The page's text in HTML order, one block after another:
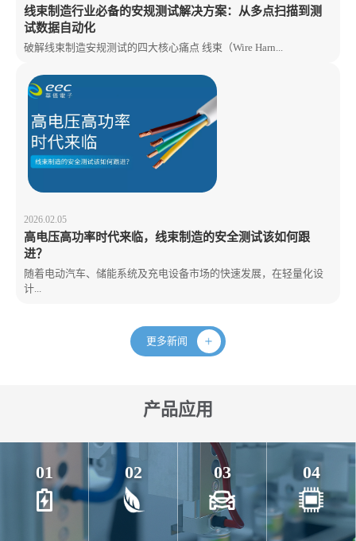
线束制造行业必备的安规测试解决方案：从多点扫描到测
试数据自动化
破解线束制造安规测试的四大核心痛点 线束（Wire Harn...
2026.02.05
高电压高功率时代来临，线束制造的安全测试该如何跟
进？
随着电动汽车、储能系统及充电设备市场的快速发展，在轻量化设
计...
更多新闻
产品应用
01 02 03 04